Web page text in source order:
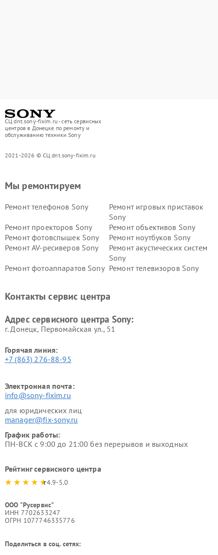
СЦ dnt.sony-fixim.ru - сеть сервисных
центров в Донецке по ремонту и
обслуживанию техники Sony
2021-2026 © СЦ dnt.sony-fixim.ru
Мы ремонтируем
Ремонт телефонов Sony
Ремонт игровых приставок
Sony
Ремонт проекторов Sony
Ремонт объективов Sony
Ремонт фотовспышек Sony
Ремонт ноутбуков Sony
Ремонт AV-ресиверов Sony
Ремонт акустических систем
Sony
Ремонт фотоаппаратов Sony Ремонт телевизоров Sony
Контакты сервис центра
Адрес сервисного центра Sony:
г. Донецк, Первомайская ул., 51
Горячая линия:
+7 (863) 276-88-95
Электронная почта:
info@sony-fixim.ru
для юридических лиц
manager@fix-sony.ru
График работы:
ПН-ВСК с 9:00 до 21:00 без перерывов и выходных
Рейтинг сервисного центра
4.9-5.0
ООО "Русервис"
ИНН 7702633247
ОГРН 1077746335776
Поделиться в соц. сетях: